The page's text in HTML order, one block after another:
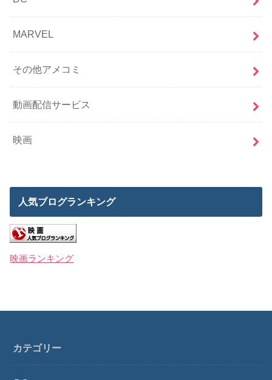
MARVEL
その他アメコミ
動画配信サービス
映画
人気ブログランキング
映画ランキング
カテゴリー